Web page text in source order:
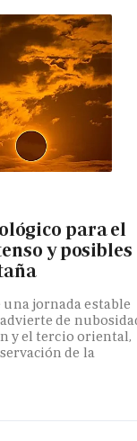
para el
y posibles
jornada estable
de
y el tercio oriental,
de la